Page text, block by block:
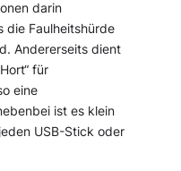
darin
die Faulheitshürde
Andererseits dient
für
eine
ist es klein
USB-Stick oder